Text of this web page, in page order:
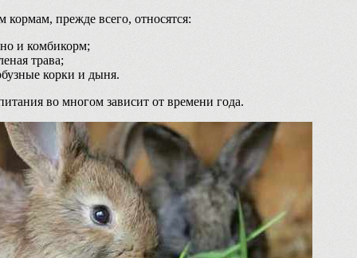
кормам, прежде всего, относятся:
и комбикорм;
трава;
корки и дыня.
во многом зависит от времени года.